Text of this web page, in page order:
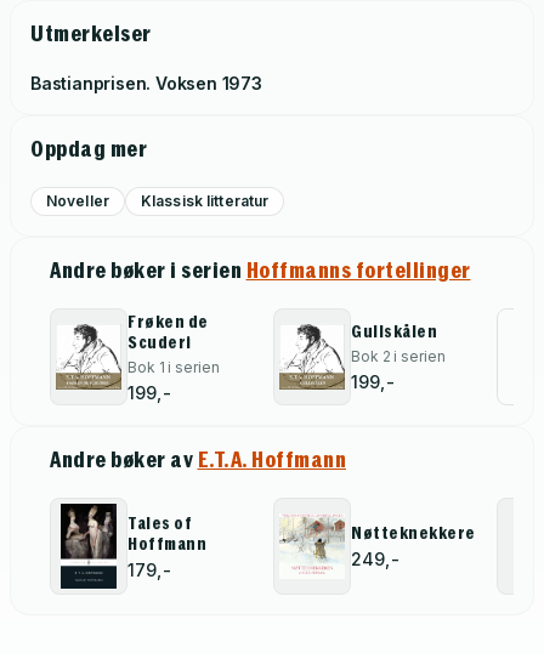
Utmerkelser
Bastianprisen. Voksen 1973
Oppdag mer
Noveller Klassisk litteratur
Andre bøker i serien Hoffmanns fortellinger
Frøken de
Scuderi
Bok 1 i serien
199,-
Gullskålen
Bok 2 i serien
199,-
Andre bøker av E.T.A. Hoffmann
Tales of
Hoffmann
179,-
Nøtteknekkeren
249,-